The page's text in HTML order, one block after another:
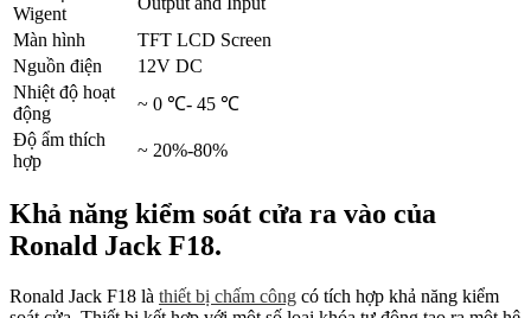
Wigent
Màn hình
TFT LCD Screen
Nguồn điện
12V DC
Nhiệt độ hoạt
động
~ 0 ℃- 45 ℃
Độ ẩm thích
hợp
~ 20%-80%
Khả năng kiểm soát cửa ra vào của
Ronald Jack F18.
Ronald Jack F18 là thiết bị chấm công có tích hợp khả năng kiểm